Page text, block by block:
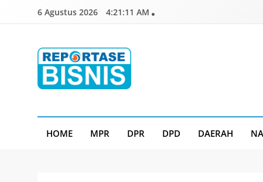
6 Agustus 2026 4:21:12 AM
HOME MPR DPR DPD DAERAH